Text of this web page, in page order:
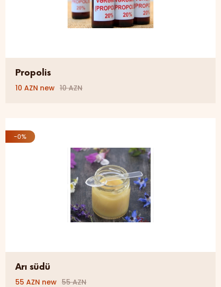
Propolis
10 AZN new 10 AZN
-0%
Arı südü
55 AZN new 55 AZN